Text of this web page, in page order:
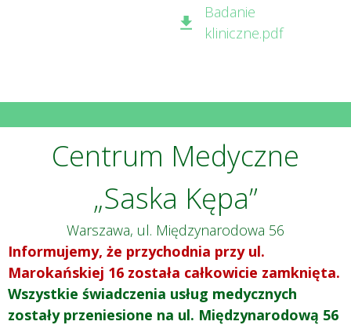
Badanie
kliniczne.pdf
Centrum Medyczne
„Saska Kępa”
Warszawa, ul. Międzynarodowa 56
Informujemy, że przychodnia przy ul.
Marokańskiej 16 została całkowicie zamknięta.
Wszystkie świadczenia usług medycznych
zostały przeniesione na ul. Międzynarodową 56